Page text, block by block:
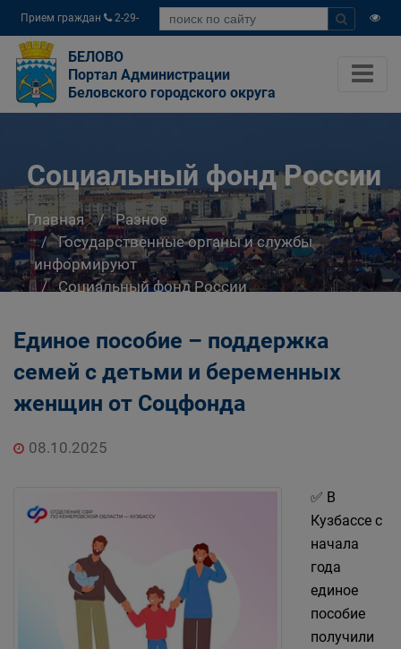
Прием граждан
2-29-
04
БЕЛОВО
Портал Администрации
Беловского городского округа
Социальный фонд России
Главная
Разное
Государственные органы и службы
информируют
Социальный фонд России
Единое пособие – поддержка
семей с детьми и беременных
женщин от Соцфонда
08.10.2025
✅ В
Кузбассе с
начала
года
единое
пособие
получили